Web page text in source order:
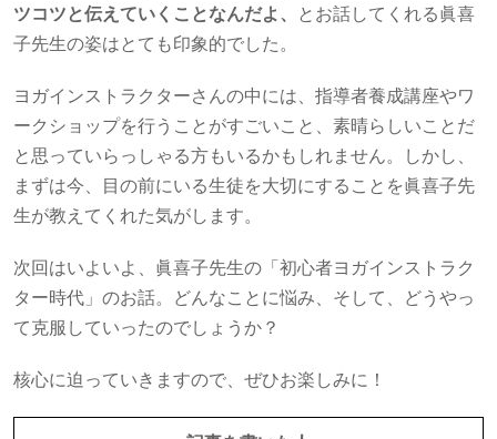
ツコツと伝えていくことなんだよ、
とお話してくれる眞喜
子先生の姿はとても印象的でした。
ヨガインストラクターさんの中には、指導者養成講座やワ
ークショップを行うことがすごいこと、素晴らしいことだ
と思っていらっしゃる方もいるかもしれません。しかし、
まずは今、目の前にいる生徒を大切にすることを眞喜子先
生が教えてくれた気がします。
次回はいよいよ、眞喜子先生の「初心者ヨガインストラク
ター時代」のお話。どんなことに悩み、そして、どうやっ
て克服していったのでしょうか？
核心に迫っていきますので、ぜひお楽しみに！